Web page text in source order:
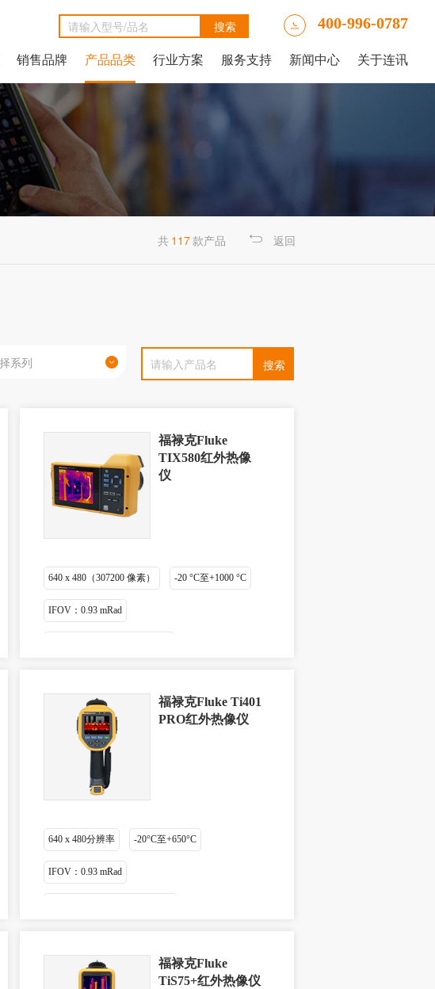
400-996-0787
销售品牌 产品品类 行业方案 服务支持 新闻中心 关于连讯
共 117款产品 返回
福禄克Fluke
TIX580红外热像
仪
640 x 480（307200 像素） -20 °C至+1000 °C
IFOV：0.93 mRad
福禄克Fluke Ti401
PRO红外热像仪
640 x 480分辨率 -20°C至+650°C
IFOV：0.93 mRad
福禄克Fluke
TiS75+红外热像仪